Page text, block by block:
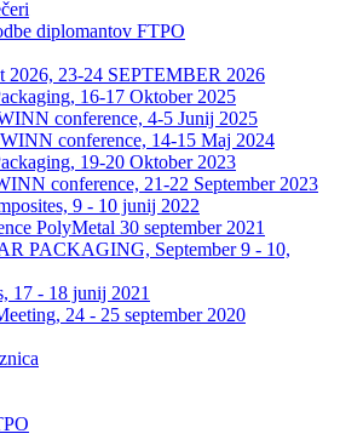
diplomantov FTPO
2026, 23-24 SEPTEMBER 2026
16-17 Oktober 2025
conference, 4-5 Junij 2025
conference, 14-15 Maj 2024
19-20 Oktober 2023
conference, 21-22 September 2023
9 - 10 junij 2022
PolyMetal 30 september 2021
PACKAGING, September 9 - 10,
17 - 18 junij 2021
24 - 25 september 2020